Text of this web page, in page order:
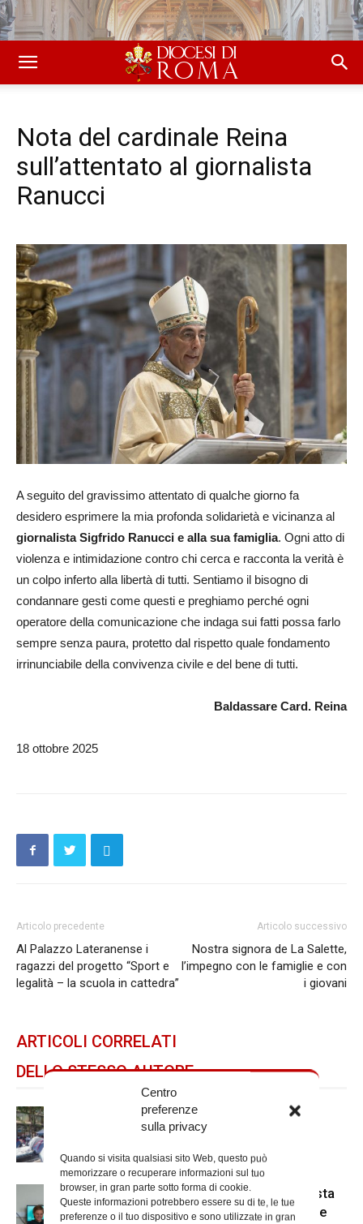
Centro
preferenze
sulla privacy
Quando si visita qualsiasi sito Web, questo può
memorizzare o recuperare informazioni sul tuo
browser, in gran parte sotto forma di cookie.
Queste informazioni potrebbero essere su di te, le tue
preferenze o il tuo dispositivo e sono utilizzate in gran
Nota del cardinale Reina
sull’attentato al giornalista
Ranucci
A seguito del gravissimo attentato di qualche giorno fa
desidero esprimere la mia profonda solidarietà e vicinanza al
giornalista Sigfrido Ranucci e alla sua famiglia. Ogni atto di
violenza e intimidazione contro chi cerca e racconta la verità è
un colpo inferto alla libertà di tutti. Sentiamo il bisogno di
condannare gesti come questi e preghiamo perché ogni
operatore della comunicazione che indaga sui fatti possa farlo
sempre senza paura, protetto dal rispetto quale fondamento
irrinunciabile della convivenza civile e del bene di tutti.
Baldassare Card. Reina
18 ottobre 2025
Articolo precedente
Al Palazzo Lateranense i
ragazzi del progetto “Sport e
legalità – la scuola in cattedra”
Articolo successivo
Nostra signora de La Salette,
l’impegno con le famiglie e con
i giovani
ARTICOLI CORRELATI
DELLO STESSO AUTORE
Spin Time: la dichiarazione del
cardinale vicario
Scienze Applicate, la nuova proposta
dell’Istituto Paritario Sant’Apollinare